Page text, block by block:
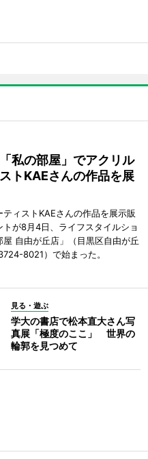
私の部屋」でアクリル
トKAEさんの作品を展
ティストKAEさんの作品を展示販
トが8月4日、ライフスタイルショ
屋 自由が丘店」（目黒区自由が丘
8021）で始まった。
見る・遊ぶ
学大の書店で松本直大さん写
真展「極度のここ」 世界の
輪郭を見つめて